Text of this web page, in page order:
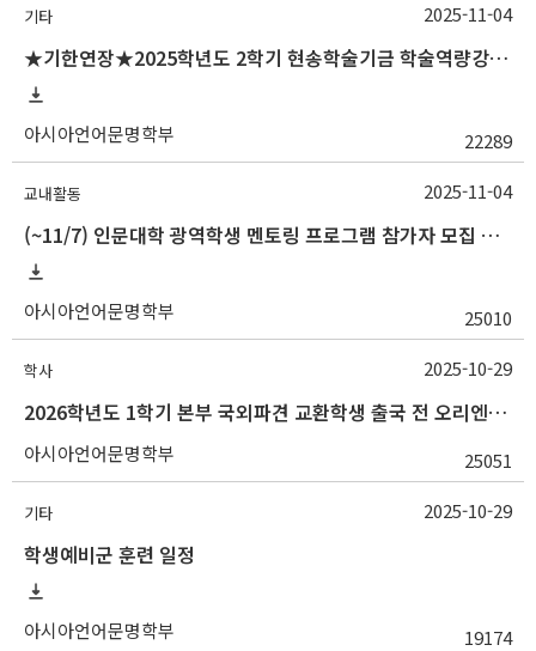
기타
★기한연장★2025학년도 2학기 현송학술기금 학술역량강화 사업 안내(대학원생)
아시아언어문명학부 22289
2025-11-04
교내활동
(~11/7) 인문대학 광역학생 멘토링 프로그램 참가자 모집 안내
아시아언어문명학부 25010
2025-11-04
학사
2026학년도 1학기 본부 국외파견 교환학생 출국 전 오리엔테이션 참석 안내
아시아언어문명학부 25051
2025-10-29
기타
학생예비군 훈련 일정
아시아언어문명학부 19174
2025-10-29